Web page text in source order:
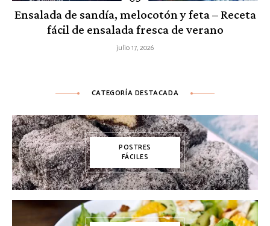
Ensalada de sandía, melocotón y feta – Receta
fácil de ensalada fresca de verano
julio 17, 2026
CATEGORÍA DESTACADA
POSTRES
FÁCILES